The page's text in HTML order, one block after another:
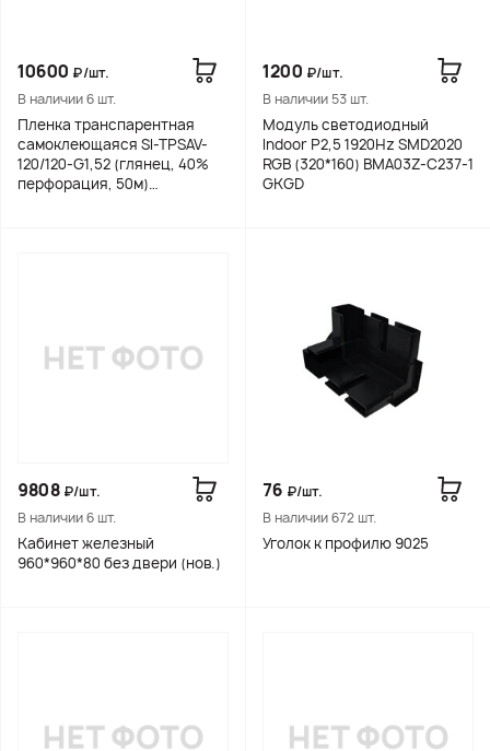
10600 ₽/шт.
В наличии 6 шт.
Пленка транспарентная
самоклеющаяся SI-TPSAV-
120/120-G1,52 (глянец, 40%
перфорация, 50м)
1200 ₽/шт.
В наличии 53 шт.
Модуль светодиодный
Indoor P2,5 1920Hz SMD2020
RGB (320*160) BMA03Z-C237-1
GKGD
9808 ₽/шт.
В наличии 6 шт.
Кабинет железный
960*960*80 без двери (нов.)
76 ₽/шт.
В наличии 672 шт.
Уголок к профилю 9025